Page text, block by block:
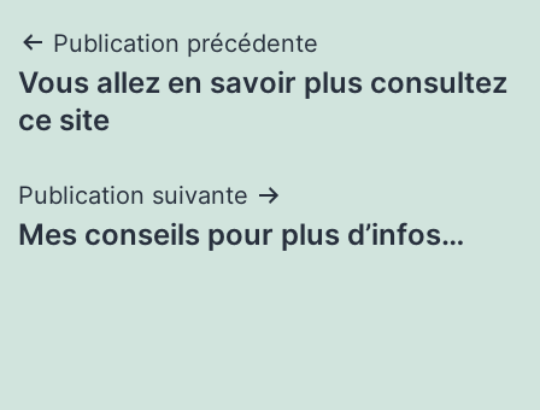
Navigation
de
Publication précédente
Vous allez en savoir plus consultez
ce site
Publication suivante
Mes conseils pour plus d’infos…